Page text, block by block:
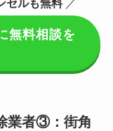
セルも無料／
無料相談を
業者③：街角